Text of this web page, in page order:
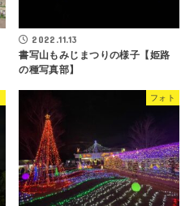
2022.11.13
書写山もみじまつりの様子【姫路
の種写真部】
フォト